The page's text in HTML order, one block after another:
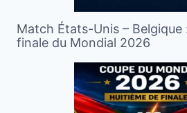
Match États-Unis – Belgique
finale du Mondial 2026